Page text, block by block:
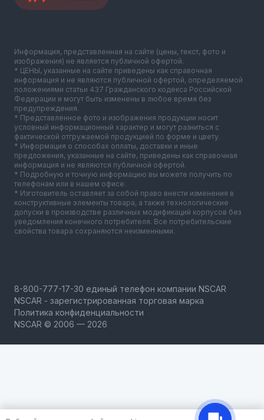
Информация, представленная на сайте (цены, текст, фото и
изображения) не является публичной офертой.
* ЦЕНЫ, указанные на сайте приведены как справочная
информация и не являются публичной офертой, определяемой
положениями статьи 437 Гражданского кодекса Российской
Федерации и могут быть изменены в любое время без
предупреждения.
* Представленное фото и изображения продукции носит
условный информационный характер и могут разниться с
фактической отгружаемой продукцией по форме и цвету.
* Информация о способах оплаты, доставки и иные
предложения, указанные на сайте, приведены как справочная
информация и не являются публичной офертой.
* Подробную и точную информацию вы можете получить по
телефонам или в нашем офисе.
* Изготовитель оставляет за собой право внести изменения в
конструктивные элементы товара, а также технологические
допуски в производстве различных модификаций корпусов без
уведомления конечного потребителя. Все потребительские
свойства товара сохраняются неизменными.
NSCAR - зарегистрированная торговая марка
Политика конфиденциальности
NSCAR © 2006 — 2026